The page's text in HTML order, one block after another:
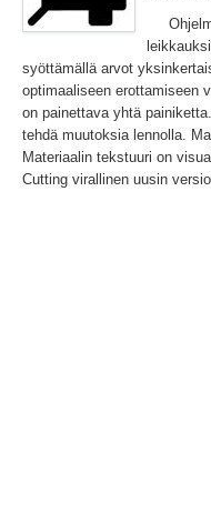
syöttämällä arvot
optimaaliseen erottamiseen
on painettava yhtä
tehdä muutoksia lennolla.
Materiaalin tekstuuri on
Cutting virallinen uusin